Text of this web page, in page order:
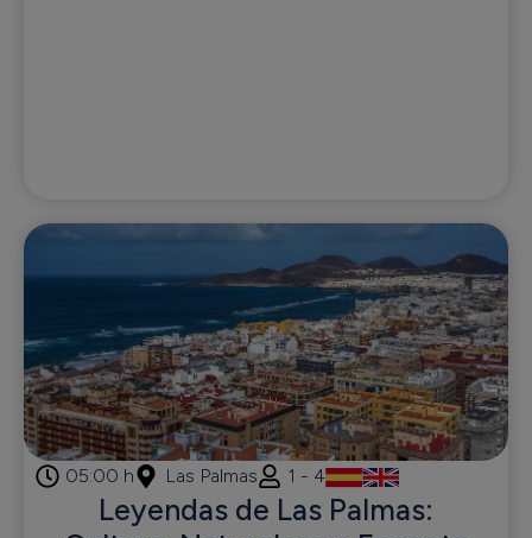
05:00 h Las Palmas 1 - 4
Leyendas de Las Palmas: